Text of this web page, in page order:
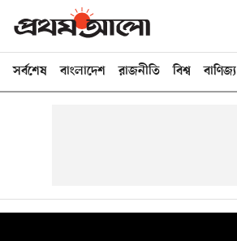
সর্বশেষ বাংলাদেশ রাজনীতি বিশ্ব বাণিজ্য